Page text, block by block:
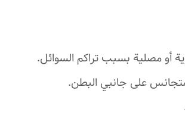
أو مصلية بسبب تراكم السوائل.
على جانبي البطن.